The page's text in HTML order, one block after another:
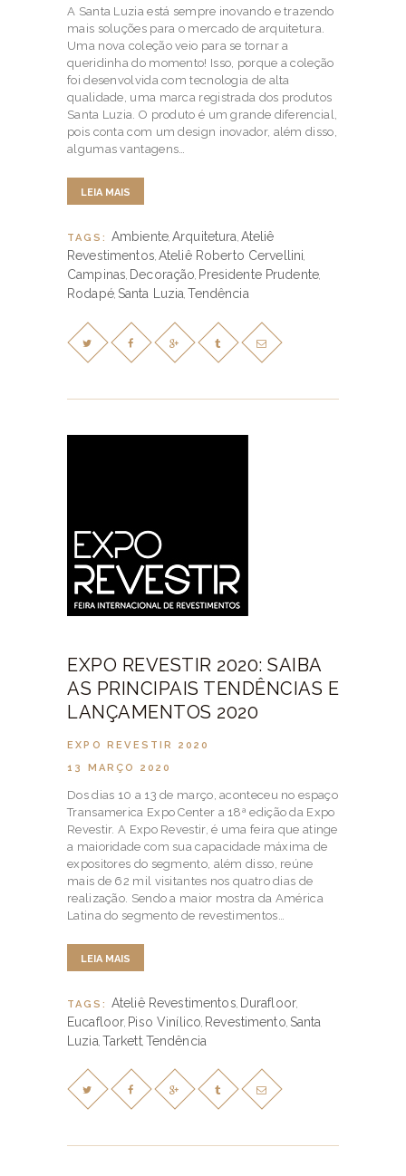
A Santa Luzia está sempre inovando e trazendo
mais soluções para o mercado de arquitetura.
Uma nova coleção veio para se tornar a
queridinha do momento! Isso, porque a coleção
foi desenvolvida com tecnologia de alta
qualidade, uma marca registrada dos produtos
Santa Luzia. O produto é um grande diferencial,
pois conta com um design inovador, além disso,
algumas vantagens…
LEIA MAIS
TAGS: Ambiente ,Arquitetura Ateliê
Revestimentos Ateliê Roberto Cervellini
Campinas Decoração Presidente Prudente
Rodapé, Santa Luzia Tendência
EXPO REVESTIR 2020: SAIBA
AS PRINCIPAIS TENDÊNCIAS E
LANÇAMENTOS 2020
EXPO REVESTIR 2020
13 MARÇO 2020
Dos dias 10 a 13 de março, aconteceu no espaço
Transamerica Expo Center a 18ª edição da Expo
Revestir. A Expo Revestir, é uma feira que atinge
a maioridade com sua capacidade máxima de
expositores do segmento, além disso, reúne
mais de 62 mil visitantes nos quatro dias de
realização. Sendo a maior mostra da América
Latina do segmento de revestimentos…
LEIA MAIS
TAGS: Ateliê Revestimentos Durafloor
Eucafloor Piso Vinílico Revestimento Santa
Luzia Tarkett Tendência